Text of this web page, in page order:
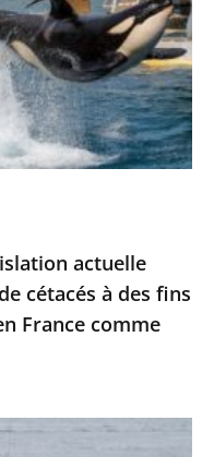
actuelle
cétacés à des fins
France comme